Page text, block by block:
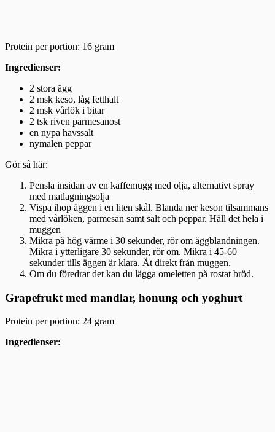
Protein per portion: 16 gram
Ingredienser:
2 stora ägg
2 msk keso, låg fetthalt
2 msk vårlök i bitar
2 tsk riven parmesanost
en nypa havssalt
nymalen peppar
Gör så här:
Pensla insidan av en kaffemugg med olja, alternativt spray
med matlagningsolja
Vispa ihop äggen i en liten skål. Blanda ner keson tilsammans
med vårlöken, parmesan samt salt och peppar. Häll det hela i
muggen
Mikra på hög värme i 30 sekunder, rör om äggblandningen.
Mikra i ytterligare 30 sekunder, rör om. Mikra i 45-60
sekunder tills äggen är klara. Ät direkt från muggen.
Om du föredrar det kan du lägga omeletten på rostat bröd.
Grapefrukt med mandlar, honung och yoghurt
Protein per portion: 24 gram
Ingredienser: